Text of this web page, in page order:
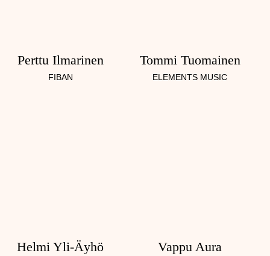
Perttu Ilmarinen
FIBAN
Tommi Tuomainen
ELEMENTS MUSIC
Helmi Yli-Äyhö Vappu Aura